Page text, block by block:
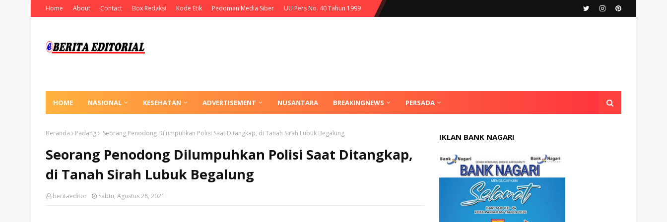
Home About Contact Box Redaksi Kode Etik Pedoman Media Siber UU Pers No. 40 Tahun 1999
HOME NASIONAL KESEHATAN ADVERTISEMENT NUSANTARA BREAKINGNEWS PERSADA
Beranda Padang Seorang Penodong Dilumpuhkan Polisi Saat Ditangkap, di Tanah Sirah Lubuk Begalung
Seorang Penodong Dilumpuhkan Polisi Saat Ditangkap,
di Tanah Sirah Lubuk Begalung
beritaeditor Sabtu, Agustus 28, 2021
IKLAN BANK NAGARI